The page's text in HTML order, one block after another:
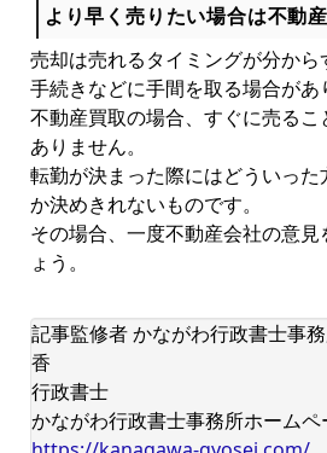
より早く売りたい場合は不動
売却は売れるタイミングが分か
手続きなどに手間を取る場合があ
不動産買取の場合、すぐに売る
ありません。
転勤が決まった際にはどういっ
か決めきれないものです。
その場合、一度不動産会社の意
ょう。
記事監修者 かながわ行政書士
香
行政書士
かながわ行政書士事務所ホームペ